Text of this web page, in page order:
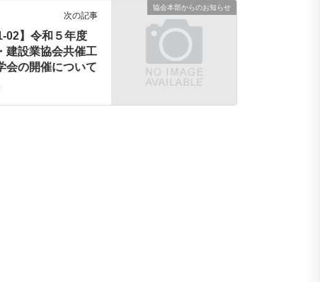
協会本部からのお知らせ
次の記事
02】令和５年度
建設業協会共催工
会の開催について